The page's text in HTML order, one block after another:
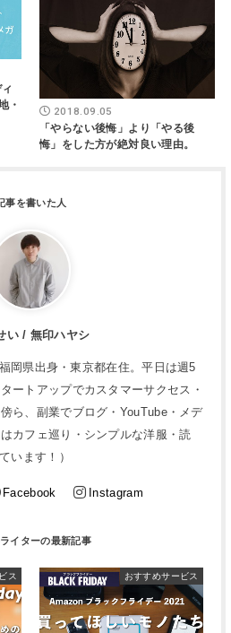
・
2018.09.05
「やらない後悔」より「やる後
悔」をした方が絶対良い理由。
い / 無印ハヤシ
岡県出身・東京都在住。平日は週5
ートアップでカスタマーサクセス・
ら、副業でブログ・YouTube・メデ
カフェ巡り・シンプルな洋服・読
います！）
Facebook Instagram
ス おすすめサービス